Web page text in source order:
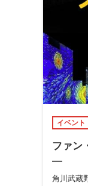
イベント
ファン
―
角川武蔵